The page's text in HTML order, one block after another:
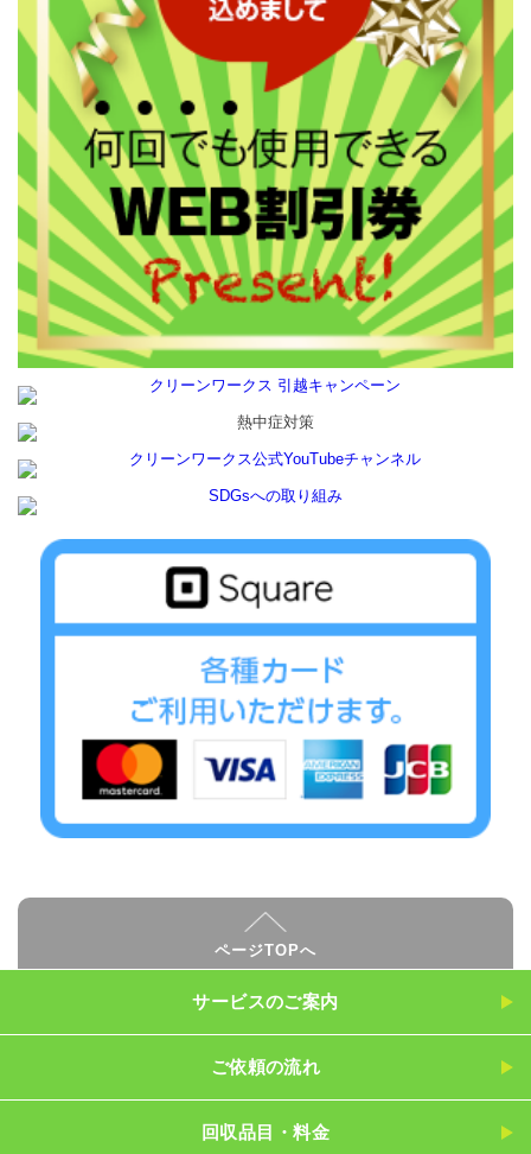
ページTOPへ
サービスのご案内
ご依頼の流れ
回収品目・料金